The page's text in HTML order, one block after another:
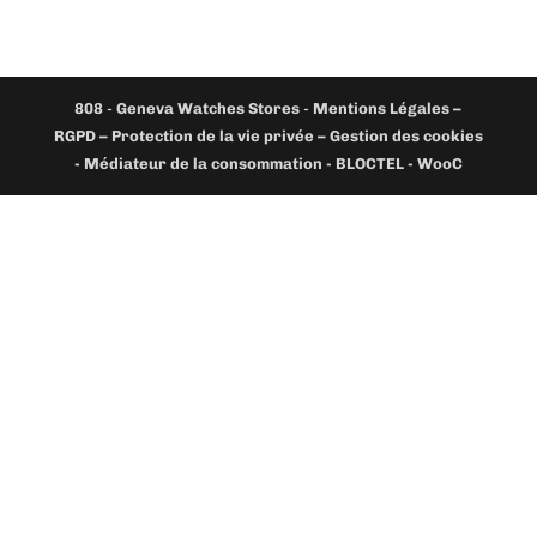
808 -Geneva Watches Stores - Mentions Légales –
RGPD – Protection de la vie privée – Gestion des cookies
- Médiateur de la consommation - BLOCTEL - WooC